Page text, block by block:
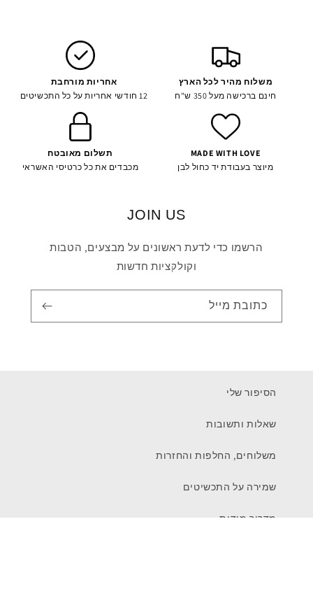
משלוח מהיר לכל הארץ
חינם ברכישה מעל 350 ש"ח
אחריות מורחבת
12 חודשי אחריות על כל התכשיטים
MADE WITH LOVE
מיוצר בעבודת יד כחול לבן
תשלום מאובטח
מכבדים את כל כרטיסי האשראי
JOIN US
הרשמו כדי לדעת ראשונים על מבצעים, הטבות
וקולקציות חדשות
כתובת מייל
הסיפור שלי
שאלות ותשובות
משלוחים, החלפות והחזרות
שמירה על התכשיטים
מדריך מידות